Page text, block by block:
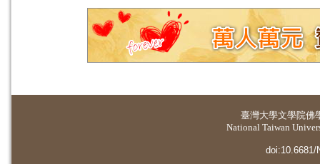
臺灣大學文學院佛
National Taiwan
doi:10.6681/